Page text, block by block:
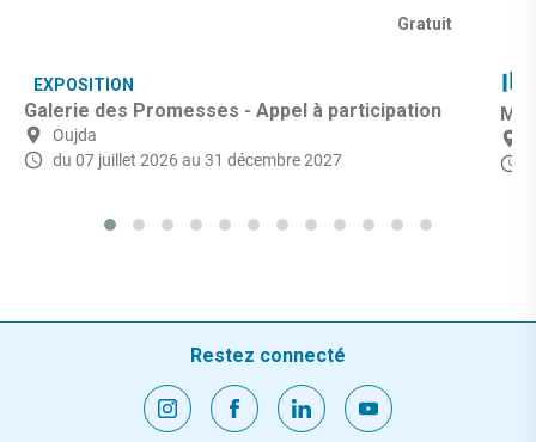
Gratuit
EXPOSITION
Galerie des Promesses - Appel à participation
Oujda
du 07 juillet 2026 au 31 décembre 2027
Restez connecté